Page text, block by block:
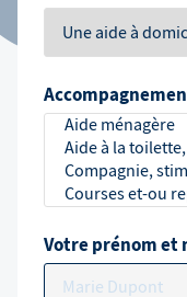
Votre prénom et